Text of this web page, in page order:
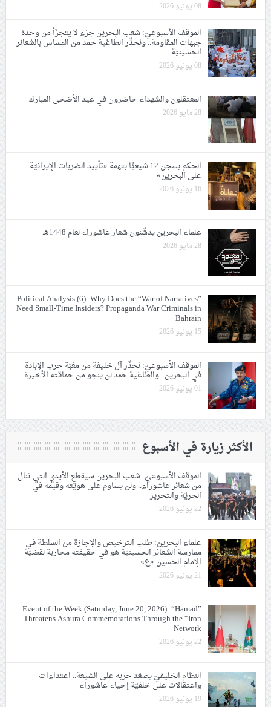
08 يونيو 2026
الموقف الأسبوعيّ: شعب البحرين جزء لا يتجزّأ من وحدة
جبهات المقاومة.. ونحذّر الطاغية حمد من المساس بالشعائر
الحسينيّة
08 يونيو 2026
المعتقلون والشهداء حاضرون في عيد الأضحى المبارك
28 مايو 2026
الحكم بسجن 12 شيعيًّا بتهمة «تأييد الضربات الإيرانيّة
على البحرين»
16 يونيو 2026
علماء البحرين يدشّنون شعار عاشوراء لعام 1448هـ
28 مايو 2026
Political Analysis (6): Why Does the “War of Narratives”
Need Small-Time Insiders? Propaganda War Criminals in
Bahrain
15 يونيو 2026
الموقف الأسبوعيّ: نحذّر آل خليفة من مغبّة حرب الإبادة
في البحرين.. والطاغية حمد لن ينجو من حماقته الأخيرة
01 يونيو 2026
الأكثر زيارة في الأسبوع
الموقف الأسبوعيّ: شعب البحرين سيقطع الأيدي التي تنال
من شعائر عاشوراء.. ولن يساوم على هويّته وقيمه في
الحريّة والتحرير
22 يونيو 2026
علماء البحرين: طلب الترخيص والإجازة من السلطة في
ممارسة الشعائر الحسينيّة هو في حقيقته محاربة لقضيّة
الإمام الحسين «ع»
21 يونيو 2026
Event of the Week (Saturday, June 20, 2026): “Hamad”
Threatens Ashura Commemorations Through the “Iron
Network
22 يونيو 2026
النظام الخليفيّ يصعّد حربه على الشيعة.. اعتداءات
واعتقالات على خلفيّة إحياء عاشوراء
19 يونيو 2026